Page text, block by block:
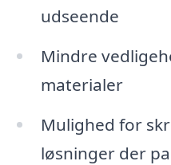
udseende
Mindre
materialer
Mulighed for
løsninger der